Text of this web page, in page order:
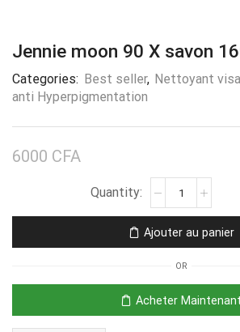
Jennie moon 90 X savon
Categories: Best seller, Nettoyant
anti Hyperpigmentation
6000 CFA
Ajouter au panier
OR
Acheter Maintenant